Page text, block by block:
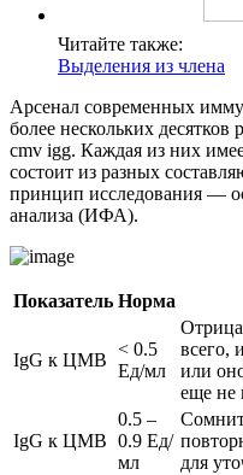
Читайте также:
Выделения из члена
Арсенал современных
более нескольких десятков
cmv igg. Каждая из них
состоит из разных
принцип исследования —
анализа (ИФА).
Показатель Норма
IgG к ЦМВ
< 0.5
Ед/мл
всего,
или
еще не
IgG к ЦМВ
0.5 –
0.9 Ед/
мл
для